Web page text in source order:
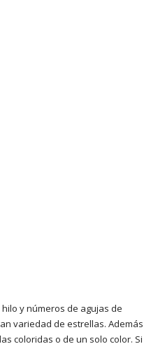
y números de agujas de
variedad de estrellas. Además
coloridas o de un solo color. Si